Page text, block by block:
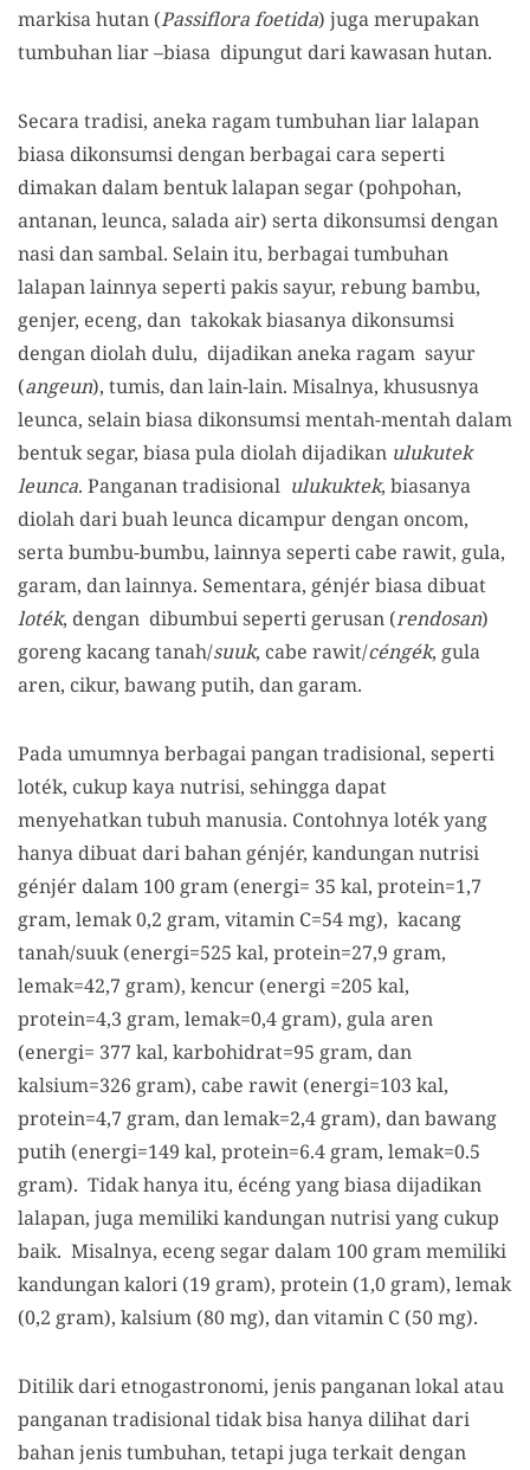
markisa hutan (Passiflora foetida) juga merupakan
tumbuhan liar –biasa dipungut dari kawasan hutan.
Secara tradisi, aneka ragam tumbuhan liar lalapan
biasa dikonsumsi dengan berbagai cara seperti
dimakan dalam bentuk lalapan segar (pohpohan,
antanan, leunca, salada air) serta dikonsumsi dengan
nasi dan sambal. Selain itu, berbagai tumbuhan
lalapan lainnya seperti pakis sayur, rebung bambu,
genjer, eceng, dan takokak biasanya dikonsumsi
dengan diolah dulu, dijadikan aneka ragam sayur
(angeun), tumis, dan lain-lain. Misalnya, khususnya
leunca, selain biasa dikonsumsi mentah-mentah dalam
bentuk segar, biasa pula diolah dijadikan ulukutek
leunca. Panganan tradisional ulukuktek, biasanya
diolah dari buah leunca dicampur dengan oncom,
serta bumbu-bumbu, lainnya seperti cabe rawit, gula,
garam, dan lainnya. Sementara, génjér biasa dibuat
loték, dengan dibumbui seperti gerusan (rendosan)
goreng kacang tanah/suuk, cabe rawit/céngék, gula
aren, cikur, bawang putih, dan garam.
Pada umumnya berbagai pangan tradisional, seperti
loték, cukup kaya nutrisi, sehingga dapat
menyehatkan tubuh manusia. Contohnya loték yang
hanya dibuat dari bahan génjér, kandungan nutrisi
génjér dalam 100 gram (energi= 35 kal, protein=1,7
gram, lemak 0,2 gram, vitamin C=54 mg), kacang
tanah/suuk (energi=525 kal, protein=27,9 gram,
lemak=42,7 gram), kencur (energi =205 kal,
protein=4,3 gram, lemak=0,4 gram), gula aren
(energi= 377 kal, karbohidrat=95 gram, dan
kalsium=326 gram), cabe rawit (energi=103 kal,
protein=4,7 gram, dan lemak=2,4 gram), dan bawang
putih (energi=149 kal, protein=6.4 gram, lemak=0.5
gram). Tidak hanya itu, écéng yang biasa dijadikan
lalapan, juga memiliki kandungan nutrisi yang cukup
baik. Misalnya, eceng segar dalam 100 gram memiliki
kandungan kalori (19 gram), protein (1,0 gram), lemak
(0,2 gram), kalsium (80 mg), dan vitamin C (50 mg).
Ditilik dari etnogastronomi, jenis panganan lokal atau
panganan tradisional tidak bisa hanya dilihat dari
bahan jenis tumbuhan, tetapi juga terkait dengan